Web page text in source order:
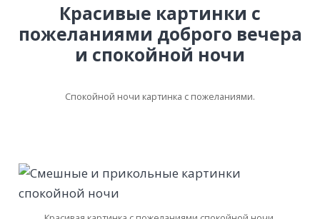
Красивые картинки с
пожеланиями доброго вечера
и спокойной ночи
Спокойной ночи картинка с пожеланиями.